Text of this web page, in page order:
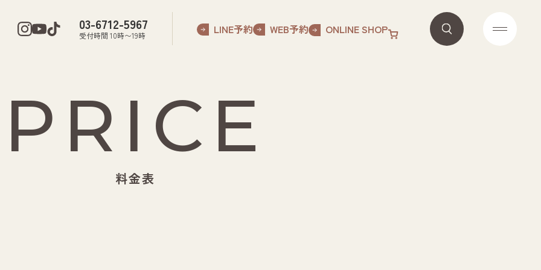
03-6712-5967
受付時間 10時〜19時 LINE予約 WEB予約 ONLINE SHOP
PRICE
料金表